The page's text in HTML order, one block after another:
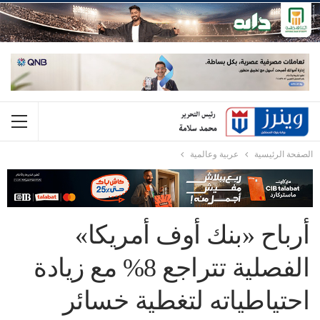
الصفحة الرئيسية عربية وعالمية
أرباح «بنك أوف أمريكا»
الفصلية تتراجع 8% مع زيادة
احتياطياته لتغطية خسائر